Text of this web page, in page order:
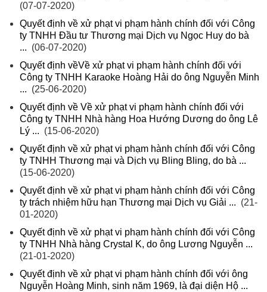
(07-07-2020)
Quyết định về xử phạt vi phạm hành chính đối với Công
ty TNHH Đầu tư Thương mại Dịch vụ Ngọc Huy do bà
... (06-07-2020)
Quyết định vềVề xử phạt vi phạm hành chính đối với
Công ty TNHH Karaoke Hoàng Hải do ông Nguyễn Minh
... (25-06-2020)
Quyết định về Về xử phạt vi phạm hành chính đối với
Công ty TNHH Nhà hàng Hoa Hướng Dương do ông Lê
Lý ... (15-06-2020)
Quyết định về xử phạt vi phạm hành chính đối với Công
ty TNHH Thương mại và Dịch vụ Bling Bling, do bà ...
(15-06-2020)
Quyết định về xử phạt vi phạm hành chính đối với Công
ty trách nhiệm hữu hạn Thương mại Dịch vụ Giải ... (21-
01-2020)
Quyết định về xử phạt vi phạm hành chính đối với Công
ty TNHH Nhà hàng Crystal K, do ông Lương Nguyễn ...
(21-01-2020)
Quyết định về xử phạt vi phạm hành chính đối với ông
Nguyễn Hoàng Minh, sinh năm 1969, là đại diện Hộ ...